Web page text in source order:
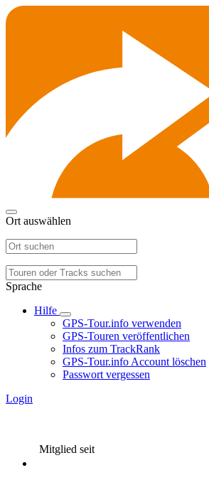
Ort auswählen
Sprache
Hilfe
GPS-Tour.info verwenden
GPS-Touren veröffentlichen
Infos zum TrackRank
GPS-Tour.info Account löschen
Passwort vergessen
Login
Mitglied seit